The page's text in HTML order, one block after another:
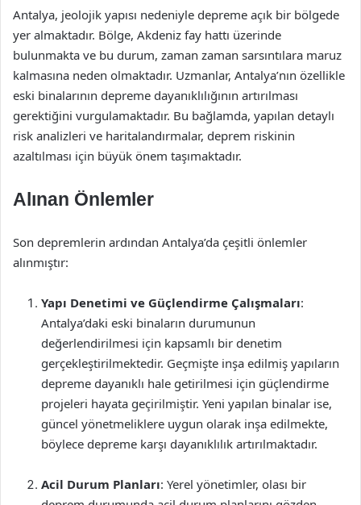
Antalya, jeolojik yapısı nedeniyle depreme açık bir bölgede
yer almaktadır. Bölge, Akdeniz fay hattı üzerinde
bulunmakta ve bu durum, zaman zaman sarsıntılara maruz
kalmasına neden olmaktadır. Uzmanlar, Antalya’nın özellikle
eski binalarının depreme dayanıklılığının artırılması
gerektiğini vurgulamaktadır. Bu bağlamda, yapılan detaylı
risk analizleri ve haritalandırmalar, deprem riskinin
azaltılması için büyük önem taşımaktadır.
Alınan Önlemler
Son depremlerin ardından Antalya’da çeşitli önlemler
alınmıştır:
Yapı Denetimi ve Güçlendirme Çalışmaları:
Antalya’daki eski binaların durumunun
değerlendirilmesi için kapsamlı bir denetim
gerçekleştirilmektedir. Geçmişte inşa edilmiş yapıların
depreme dayanıklı hale getirilmesi için güçlendirme
projeleri hayata geçirilmiştir. Yeni yapılan binalar ise,
güncel yönetmeliklere uygun olarak inşa edilmekte,
böylece depreme karşı dayanıklılık artırılmaktadır.
Acil Durum Planları: Yerel yönetimler, olası bir